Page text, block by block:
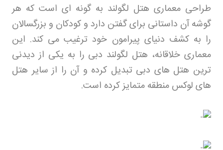
طراحی معماری هتل لگولند به گونه ای است که هر
گوشه آن داستانی برای گفتن دارد و کودکان و بزرگسالان
را به کشف دنیای پیرامون خود ترغیب می کند. این
معماری خلاقانه، هتل لگولند دبی را به یکی از دیدنی
ترین هتل های دبی تبدیل کرده و آن را از سایر هتل
های لوکس منطقه متمایز کرده است.